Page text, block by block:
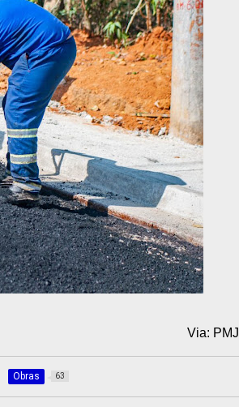
Via: PMJ
Obras 63